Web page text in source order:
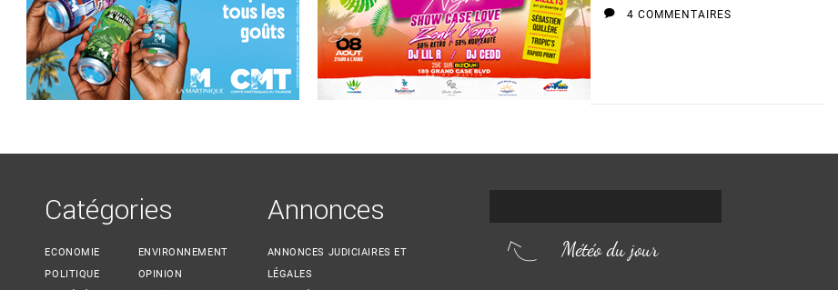
4 COMMENTAIRES
Catégories
ECONOMIE
POLITIQUE
ENVIRONNEMENT
OPINION
Annonces
ANNONCES JUDICIAIRES ET
LÉGALES
Météo du jour